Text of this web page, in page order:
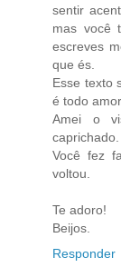
sentir
mas você
escreves
que és.
Esse texto
é todo
Amei o
caprichado.
Você fez
voltou.
Te adoro!
Beijos.
Responder